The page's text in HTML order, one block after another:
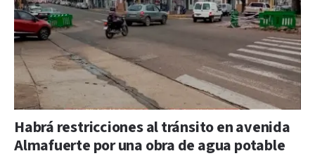
Habrá restricciones al tránsito en avenida
Almafuerte por una obra de agua potable